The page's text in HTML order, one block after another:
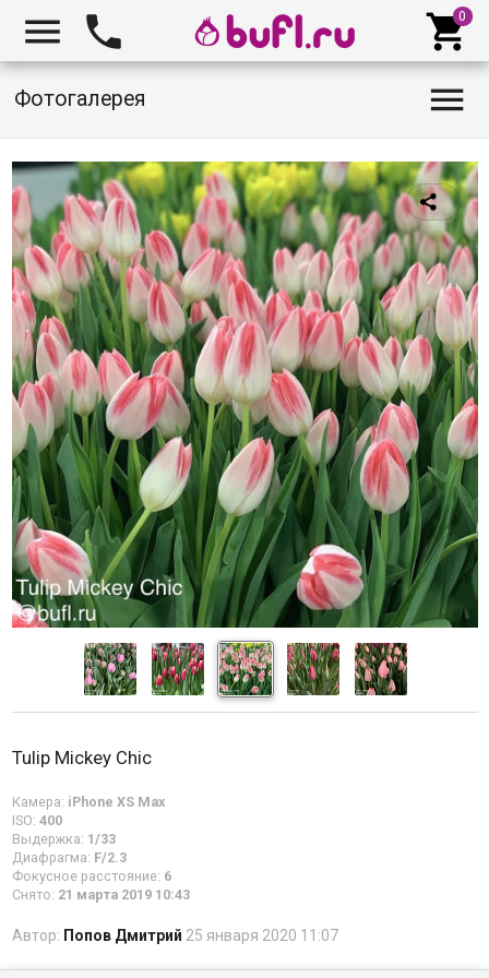
  
Фотогалерея 
Tulip Mickey Chic
Камера: iPhone XS Max
ISO: 400
Выдержка: 1/33
Диафрагма: F/2.3
Фокусное расстояние: 6
Снято: 21 марта 2019 10:43
Автор: Попов Дмитрий 25 января 2020 11:07